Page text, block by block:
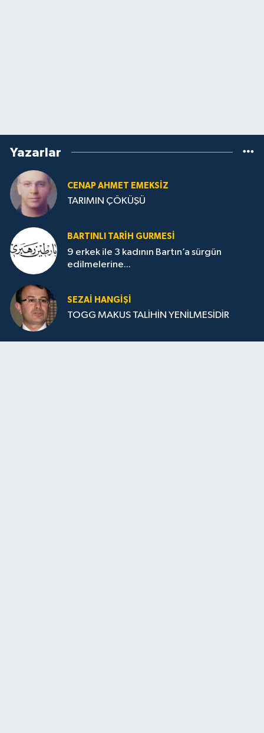
Yazarlar
CENAP AHMET EMEKSİZ
TARIMIN ÇÖKÜŞÜ
BARTINLI TARIH GURMESI
9 erkek ile 3 kadının Bartın’a sürgün
edilmelerine...
SEZAI HANGİŞİ
TOGG MAKUS TALİHİN YENİLMESİDİR